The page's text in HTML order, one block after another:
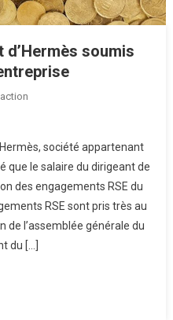
soumis
société appartenant
que le salaire du dirigeant de
des engagements RSE du
RSE sont pris très au
de l’assemblée générale du
du […]